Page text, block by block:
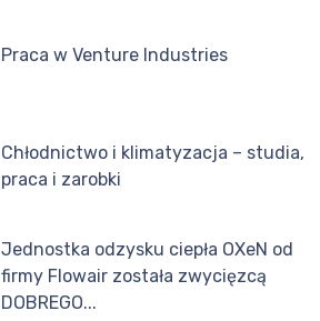
Praca w Venture Industries
Chłodnictwo i klimatyzacja – studia,
praca i zarobki
Jednostka odzysku ciepła OXeN od
firmy Flowair została zwycięzcą
DOBREGO...